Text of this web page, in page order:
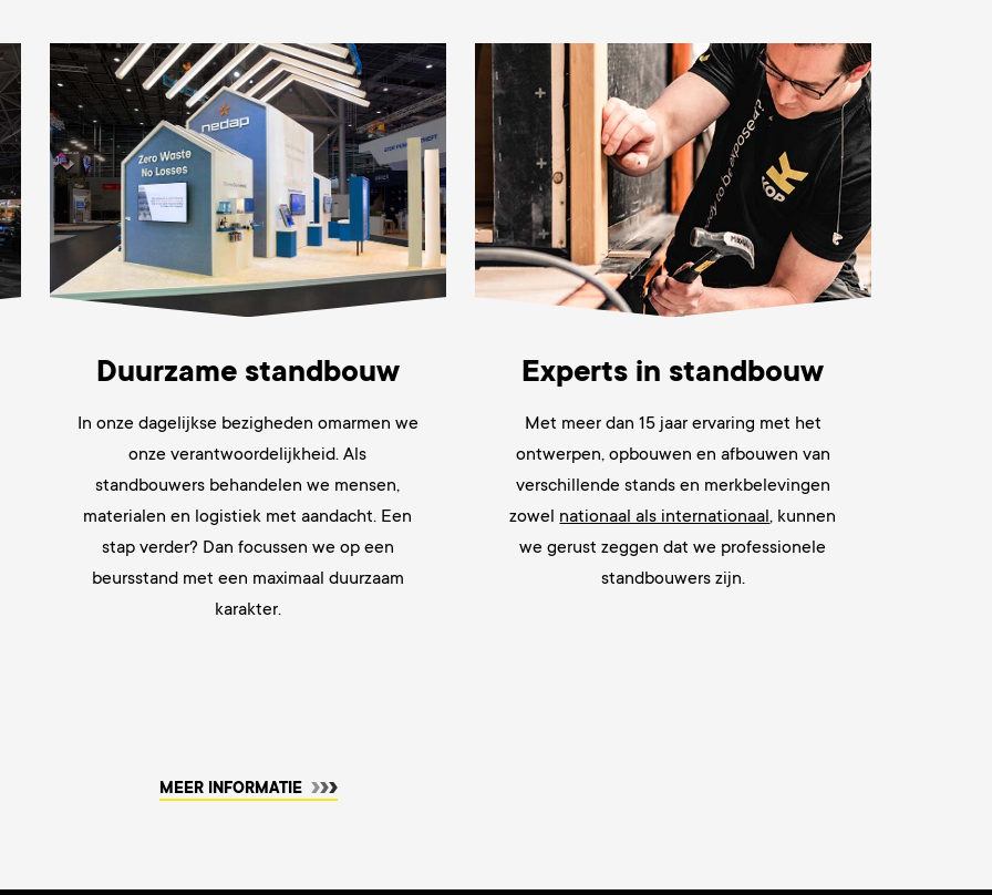
Duurzame standbouw
In onze dagelijkse bezigheden omarmen we
onze verantwoordelijkheid. Als
standbouwers behandelen we mensen,
materialen en logistiek met aandacht. Een
stap verder? Dan focussen we op een
beursstand met een maximaal duurzaam
karakter.
Experts in standbouw
Met meer dan 15 jaar ervaring met het
ontwerpen, opbouwen en afbouwen van
verschillende stands en merkbelevingen
zowel nationaal als internationaal, kunnen
we gerust zeggen dat we professionele
standbouwers zijn.
MEER INFORMATIE